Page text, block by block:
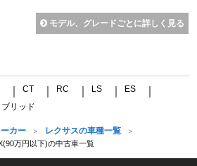
モデル、グレードごとに詳しく見る
CT RC LS ES
リッド
カー
レクサスの車種一覧
万円以下)の中古車一覧